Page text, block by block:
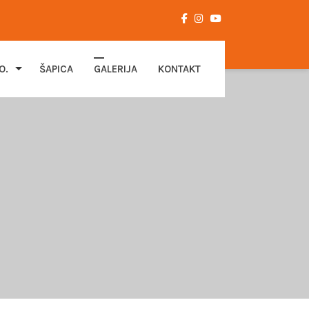
ŠAPICA GALERIJA KONTAKT